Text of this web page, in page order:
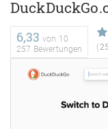
6,33 von 10
257 Bewertungen
(